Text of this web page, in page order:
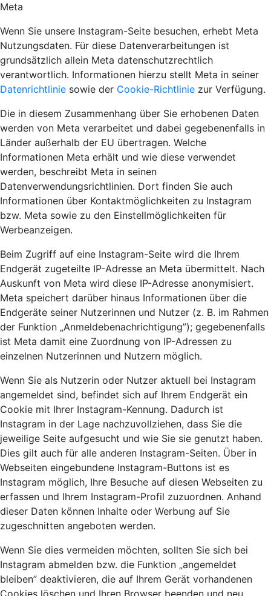
Meta
Wenn Sie unsere Instagram-Seite besuchen, erhebt Meta
Nutzungsdaten. Für diese Datenverarbeitungen ist
grundsätzlich allein Meta datenschutzrechtlich
verantwortlich. Informationen hierzu stellt Meta in seiner
Datenrichtlinie sowie der Cookie-Richtlinie zur Verfügung.
Die in diesem Zusammenhang über Sie erhobenen Daten
werden von Meta verarbeitet und dabei gegebenenfalls in
Länder außerhalb der EU übertragen. Welche
Informationen Meta erhält und wie diese verwendet
werden, beschreibt Meta in seinen
Datenverwendungsrichtlinien. Dort finden Sie auch
Informationen über Kontaktmöglichkeiten zu Instagram
bzw. Meta sowie zu den Einstellmöglichkeiten für
Werbeanzeigen.
Beim Zugriff auf eine Instagram-Seite wird die Ihrem
Endgerät zugeteilte IP-Adresse an Meta übermittelt. Nach
Auskunft von Meta wird diese IP-Adresse anonymisiert.
Meta speichert darüber hinaus Informationen über die
Endgeräte seiner Nutzerinnen und Nutzer (z. B. im Rahmen
der Funktion „Anmeldebenachrichtigung”); gegebenenfalls
ist Meta damit eine Zuordnung von IP-Adressen zu
einzelnen Nutzerinnen und Nutzern möglich.
Wenn Sie als Nutzerin oder Nutzer aktuell bei Instagram
angemeldet sind, befindet sich auf Ihrem Endgerät ein
Cookie mit Ihrer Instagram-Kennung. Dadurch ist
Instagram in der Lage nachzuvollziehen, dass Sie die
jeweilige Seite aufgesucht und wie Sie sie genutzt haben.
Dies gilt auch für alle anderen Instagram-Seiten. Über in
Webseiten eingebundene Instagram-Buttons ist es
Instagram möglich, Ihre Besuche auf diesen Webseiten zu
erfassen und Ihrem Instagram-Profil zuzuordnen. Anhand
dieser Daten können Inhalte oder Werbung auf Sie
zugeschnitten angeboten werden.
Wenn Sie dies vermeiden möchten, sollten Sie sich bei
Instagram abmelden bzw. die Funktion „angemeldet
bleiben” deaktivieren, die auf Ihrem Gerät vorhandenen
Cookies löschen und Ihren Browser beenden und neu